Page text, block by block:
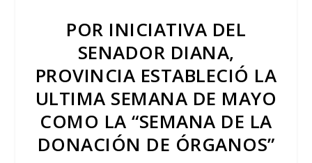
POR INICIATIVA DEL
SENADOR DIANA,
PROVINCIA ESTABLECIÓ LA
ULTIMA SEMANA DE MAYO
COMO LA “SEMANA DE LA
DONACIÓN DE ÓRGANOS”